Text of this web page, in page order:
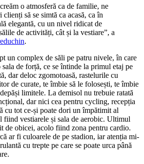
o atmosferă ca de familie, ne
să se simtă ca acasă, ca în
elegantă, cu un nivel ridicat de
de activități, cât și la vestiare”, a
.
un complex de săli pe patru nivele, în care
de forță, ce se întinde la primul etaj pe
dar deloc zgomotoasă, rastelurile cu
de curate, te îmbie să le folosești, te îmbie
limitele. La demisol nu trebuie ratată
dar nici cea pentru cycling, recepția
cu tot ce-și poate dori un împătimit al
fiind vestiarele și sala de aerobic. Ultimul
de obicei, acolo fiind zona pentru cardio.
ar fi culoarele de pe stadion, iar atenția mi-
cu trepte pe care se poate urca până